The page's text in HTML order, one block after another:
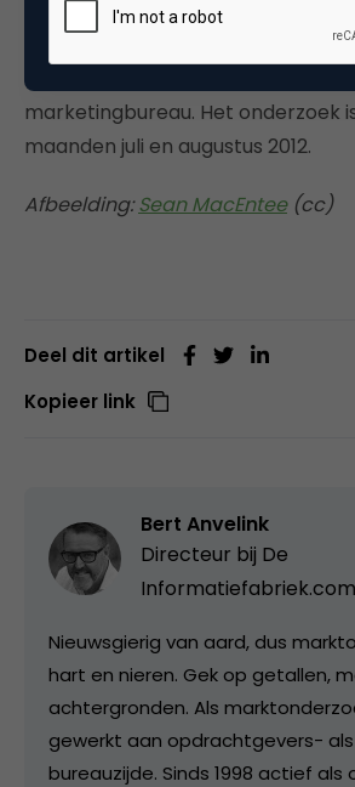
Econsultancy in samenwerking
meer dan 1.300 hoofdzakelijk
werkzaam als in-house marketeer
marketingbureau. Het onderzoek
maanden juli en augustus 2012.
Afbeelding:Sean MacEntee(cc)
Deel dit artikel
Kopieer link
Bert Anvelink
Directeur bij De
Informatiefabriek.com
Nieuwsgierig van aard, dus
hart en nieren. Gek op getallen,
achtergronden. Als
gewerkt aan opdrachtgevers-
bureauzijde. Sinds 1998 actief als